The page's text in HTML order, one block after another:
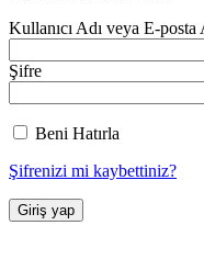
Kullanıcı Adı veya E-posta
Şifre
Beni Hatırla
Şifrenizi mi kaybettiniz?